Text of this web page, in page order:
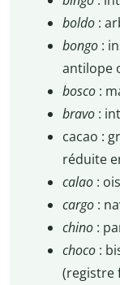
boldo :
bongo :
antilope
bosco :
bravo :
cacao :
réduite
calao :
cargo :
chino :
choco :
(registre